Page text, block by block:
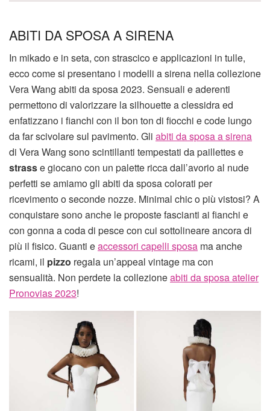
ABITI DA SPOSA A SIRENA
In mikado e in seta, con strascico e applicazioni in tulle,
ecco come si presentano i modelli a sirena nella collezione
Vera Wang abiti da sposa 2023. Sensuali e aderenti
permettono di valorizzare la silhouette a clessidra ed
enfatizzano i fianchi con il bon ton di fiocchi e code lungo
da far scivolare sul pavimento. Gli abiti da sposa a sirena
di Vera Wang sono scintillanti tempestati da paillettes e
strasse giocano con un palette ricca dall’avorio al nude
perfetti se amiamo gli abiti da sposa colorati per
ricevimento o seconde nozze. Minimal chic o più vistosi? A
conquistare sono anche le proposte fascianti ai fianchi e
con gonna a coda di pesce con cui sottolineare ancora di
più il fisico. Guanti eaccessori capelli sposa ma anche
ricami, il pizzo regala un’appeal vintage ma con
sensualità. Non perdete la collezioneabiti da sposa atelier
Pronovias 2023!